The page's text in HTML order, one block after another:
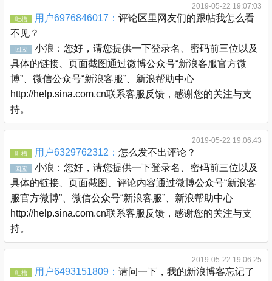
2019-05-22 19:07:03
吐槽 用户6976846017： 评论区里网友们的跟帖我怎么看
不见？
回应 小浪： 您好，请您提供一下登录名、密码前三位以及
具体的链接、页面截图通过微博公众号“新浪客服官方微
博”、微信公众号“新浪客服”、新浪帮助中心
http://help.sina.com.cn联系客服反馈，感谢您的关注与支
持。
2019-05-22 19:06:43
吐槽 用户6329762312： 怎么发不出评论？
回应 小浪： 您好，请您提供一下登录名、密码前三位以及
具体的链接、页面截图、评论内容通过微博公众号“新浪客
服官方微博”、微信公众号“新浪客服”、新浪帮助中心
http://help.sina.com.cn联系客服反馈，感谢您的关注与支
持。
2019-05-22 19:06:25
吐槽 用户6493151809： 请问一下，我的新浪博客忘记了